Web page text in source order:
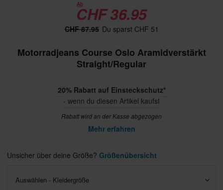
Ab
CHF 36.95
CHF 87.95 Du sparst CHF 51
Motorradjeans Course Oslo Aramidverstärkt
Straight/Regular
20% Rabatt auf Einsteckschutz*
- wenn du diesen Artikel kaufst
Rabatt wird an der Kasse abgezogen
Mehr erfahren
Unsicher über deine Größe? Größenübersicht
Auswählen - Kleidergröße